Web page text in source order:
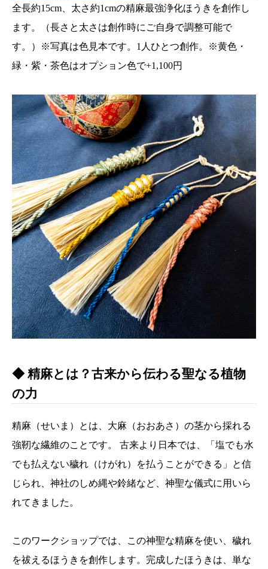
全長約15cm、太さ約1cmの精麻最強浄化ほうきを創作し
ます。（長さと太さは創作時にご自身で調整可能で
す。）※写真は色見本です。1人ひとつ創作。※黄色・
緑・紫・茶色はオプション色で+1,100円
◆ 精麻とは？古来から伝わる聖なる植物
の力
精麻（せいま）とは、大麻（おおあさ）の茎から採れる
強靭な繊維のことです。 古来より日本では、「塩でも水
でも払えない穢れ（けがれ）を払うことができる」と信
じられ、神社のしめ縄や鈴緒など、神聖な儀式に用いら
れてきました。
このワークショップでは、この神聖な精麻を使い、穢れ
を祓えるほうきを創作します。完成したほうきは、単な